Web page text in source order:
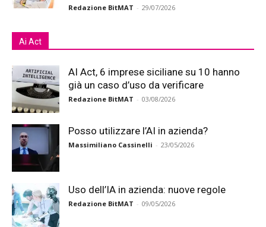
Redazione BitMAT - 29/07/2026
Ai Act
AI Act, 6 imprese siciliane su 10 hanno
già un caso d’uso da verificare
Redazione BitMAT - 03/08/2026
Posso utilizzare l’AI in azienda?
Massimiliano Cassinelli - 23/05/2026
Uso dell’IA in azienda: nuove regole
Redazione BitMAT - 09/05/2026